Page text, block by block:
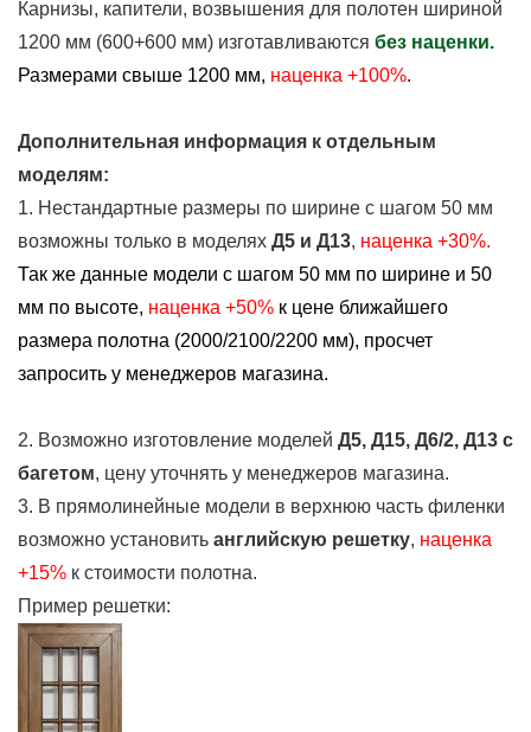
Карнизы, капители, возвышения для полотен шириной
1200 мм (600+600 мм) изготавливаются без наценки.
Размерами свыше 1200 мм, наценка +100%.
Дополнительная информация к отдельным
моделям:
1. Нестандартные размеры по ширине с шагом 50 мм
возможны только в моделях Д5 и Д13, наценка +30%.
Так же данные модели с шагом 50 мм по ширине и 50
мм по высоте, наценка +50% к цене ближайшего
размера полотна (2000/2100/2200 мм), просчет
запросить у менеджеров магазина.
2. Возможно изготовление моделей Д5, Д15, Д6/2, Д13 с
багетом, цену уточнять у менеджеров магазина.
3. В прямолинейные модели в верхнюю часть филенки
возможно установить английскую решетку, наценка
+15% к стоимости полотна.
Пример решетки: